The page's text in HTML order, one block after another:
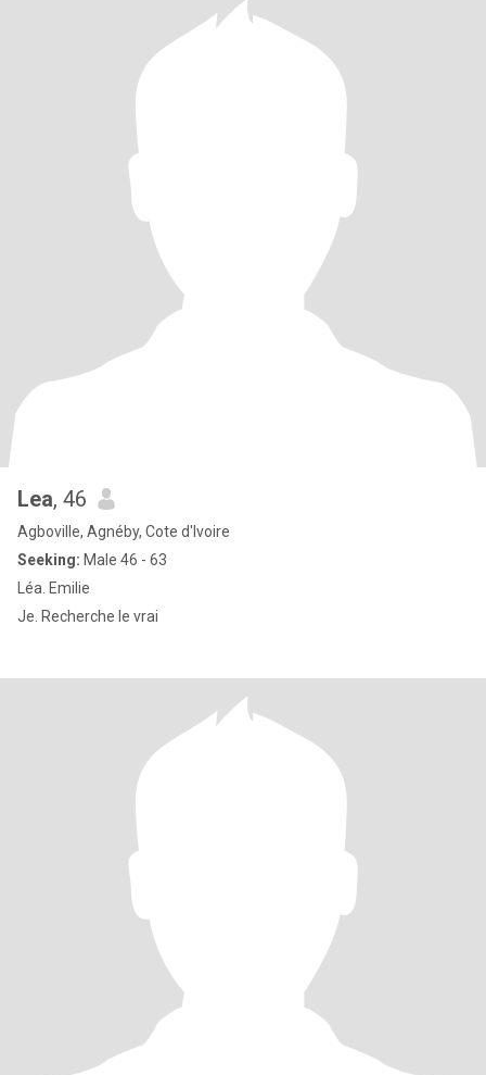
Lea, 46
Agboville, Agnéby, Cote d'Ivoire
Seeking: Male 46 - 63
Léa. Emilie
Je. Recherche le vrai